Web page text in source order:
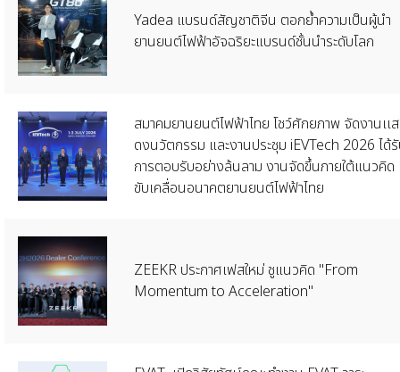
Yadea แบรนด์สัญชาติจีน ตอกย้ำความเป็นผู้นำ
ยานยนต์ไฟฟ้าอัจฉริยะแบรนด์ชั้นนำระดับโลก
สมาคมยานยนต์ไฟฟ้าไทย โชว์ศักยภาพ จัดงานเเส
ดงนวัตกรรม และงานประชุม iEVTech 2026 ได้
การตอบรับอย่างล้นลาม งานจัดขึ้นภายใต้แนวคิด
ขับเคลื่อนอนาคตยานยนต์ไฟฟ้าไทย
ZEEKR ประกาศเฟสใหม่ ชูแนวคิด "From
Momentum to Acceleration"